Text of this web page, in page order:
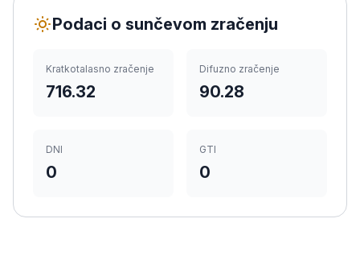
Podaci o sunčevom zračenju
Kratkotalasno zračenje
716.32
Difuzno zračenje
90.28
DNI
0
GTI
0